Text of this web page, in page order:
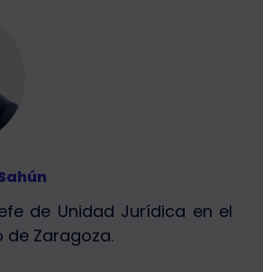
de Unidad Jurídica en el
de Zaragoza.